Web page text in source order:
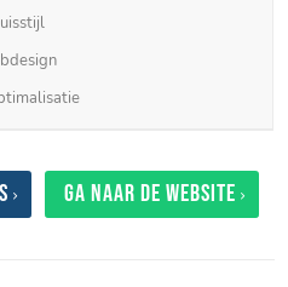
Ga naar de website